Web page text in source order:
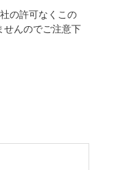
の許可なくこの
せんのでご注意下